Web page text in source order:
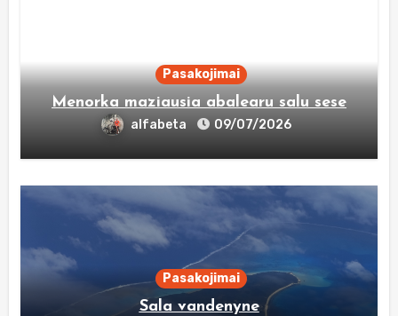
Pasakojimai
Menorka maziausia abalearu salu sese
alfabeta 09/07/2026
Pasakojimai
Sala vandenyne